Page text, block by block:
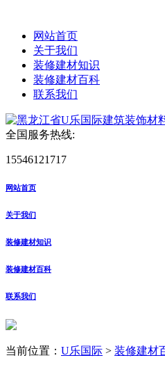
网站首页
关于我们
装修建材知识
装修建材百科
联系我们
全国服务热线:
15546121717
网站首页
关于我们
装修建材知识
装修建材百科
联系我们
当前位置： U乐国际 > 装修建材